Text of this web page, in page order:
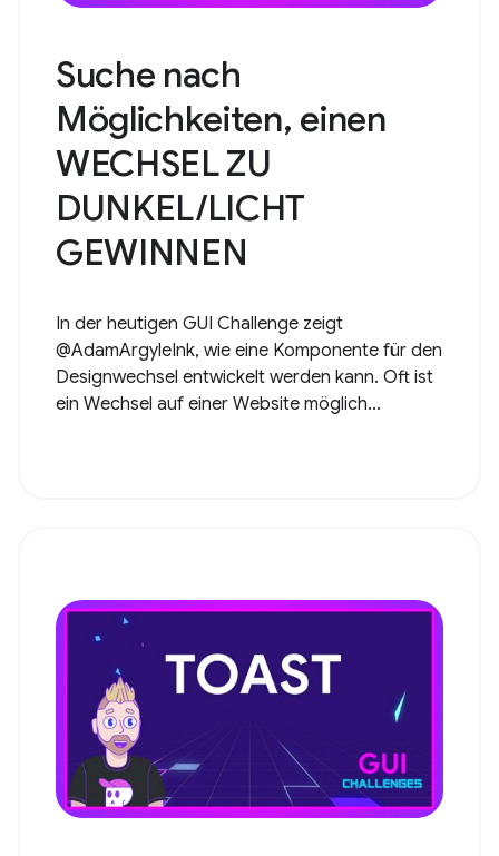
Suche nach
Möglichkeiten, einen
WECHSEL ZU
DUNKEL/LICHT
GEWINNEN
In der heutigen GUI Challenge zeigt
@AdamArgyleInk, wie eine Komponente für den
Designwechsel entwickelt werden kann. Oft ist
ein Wechsel auf einer Website möglich...